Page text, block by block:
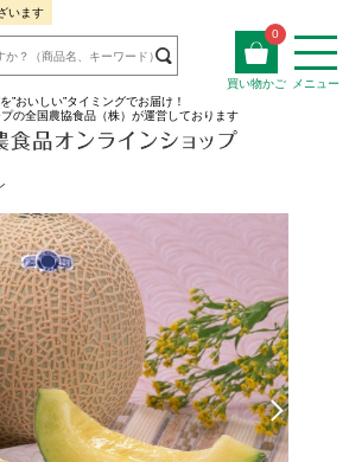
います
0
買い物かご
メニュー
を”おいしい”タイミングでお届け！
の全国農協食品（株）が運営しております